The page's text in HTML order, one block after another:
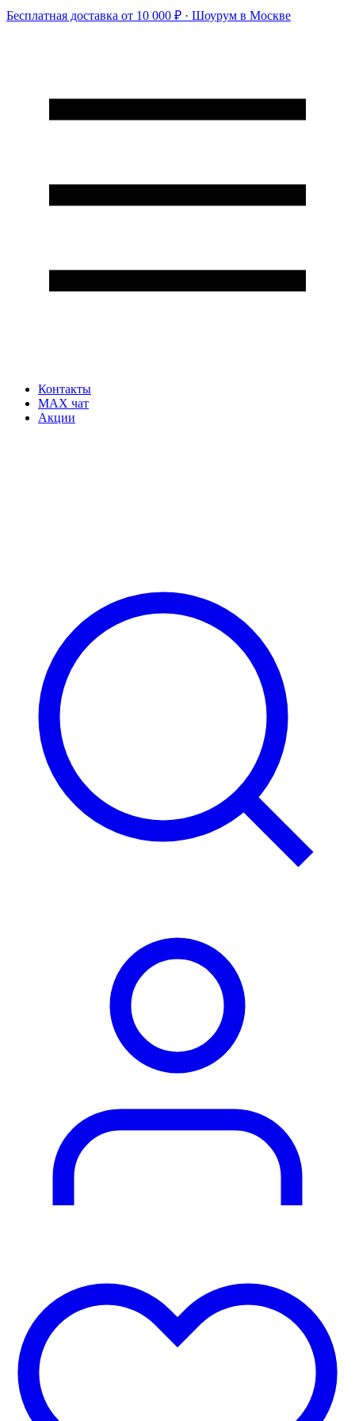
Бесплатная доставка от 10 000 ₽ · Шоурум в Москве
Контакты
MAX чат
Акции